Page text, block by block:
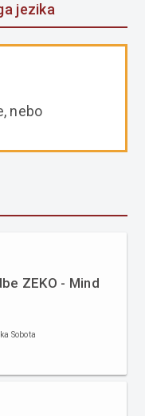
jezika
nebo
ZEKO - Mind
Sobota